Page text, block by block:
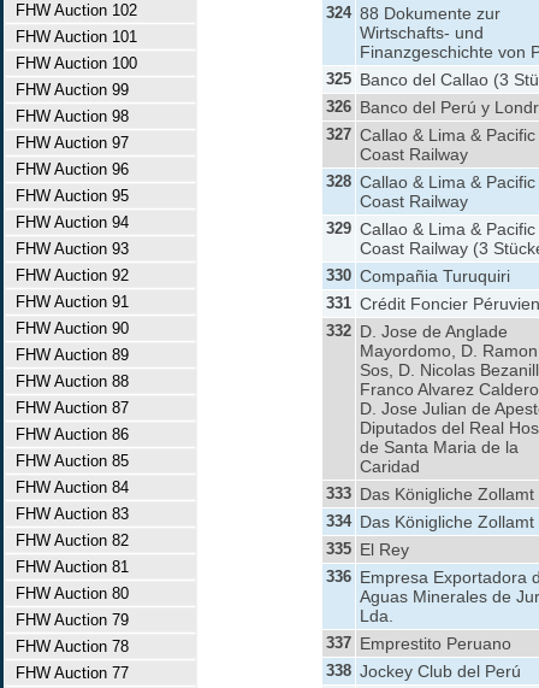
FHW Auction 102
FHW Auction 101
FHW Auction 100
FHW Auction 99
FHW Auction 98
FHW Auction 97
FHW Auction 96
FHW Auction 95
FHW Auction 94
FHW Auction 93
FHW Auction 92
FHW Auction 91
FHW Auction 90
FHW Auction 89
FHW Auction 88
FHW Auction 87
FHW Auction 86
FHW Auction 85
FHW Auction 84
FHW Auction 83
FHW Auction 82
FHW Auction 81
FHW Auction 80
FHW Auction 79
FHW Auction 78
FHW Auction 77
324 88 Dokumente zur
Wirtschafts- und
Finanzgeschichte von
325 Banco del Callao (3
326 Banco del Perú y
327 Callao & Lima & Pacific
Coast Railway
328 Callao & Lima & Pacific
Coast Railway
329 Callao & Lima & Pacific
Coast Railway (3
330 Compañia Turuquiri
331 Crédit Foncier
332 D. Jose de Anglade
Mayordomo, D.
Sos, D. Nicolas
Franco Alvarez
D. Jose Julian de
Diputados del Real
de Santa Maria de la
Caridad
333 Das Königliche Zollamt
334 Das Königliche Zollamt
335 El Rey
336 Empresa Exportadora
Aguas Minerales de
Lda.
337 Emprestito Peruano
338 Jockey Club del Perú